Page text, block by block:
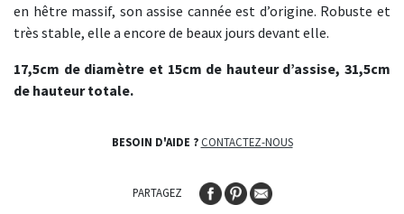
en hêtre massif, son assise cannée est d’origine. Robuste et
très stable, elle a encore de beaux jours devant elle.
17,5cm de diamètre et 15cm de hauteur d’assise, 31,5cm
de hauteur totale.
BESOIN D'AIDE ? CONTACTEZ-NOUS
PARTAGEZ